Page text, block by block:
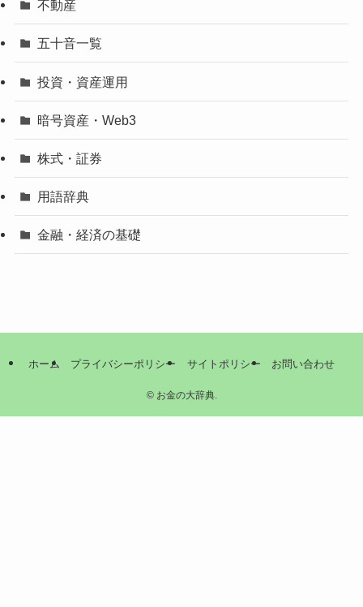
不動産
五十音一覧
投資・資産運用
暗号資産・Web3
株式・証券
用語辞典
金融・経済の基礎
ホーム プライバシーポリシー サイトポリシー お問い合わせ
©お金の大辞典.